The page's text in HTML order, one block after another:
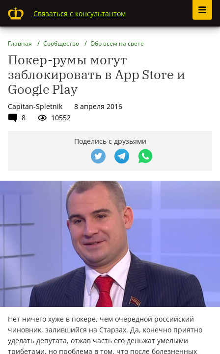
Связаться с консультантом
Главная Сообщество Обо всем на свете
Покер-румы могут
заблокировать в App Store и
Google Play
Capitan-Spletnik
8 апреля 2016
8
10552
Поделись с друзьями
Нет ничего хуже в покере, чем очередной российский
чиновник, залившийся на Старзах. Да, конечно приятно
уделать дeпутата, отжав часть его деньжат умелыми
трибетами, но проблема в том, что после болезненных